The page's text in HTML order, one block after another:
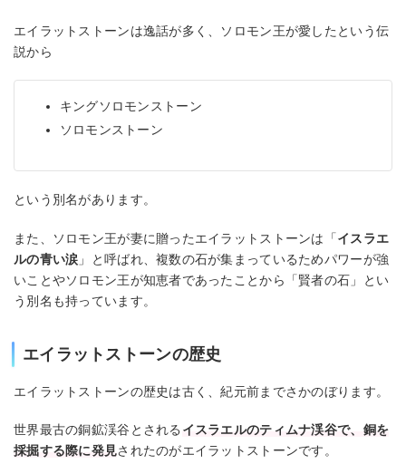
エイラットストーンは逸話が多く、ソロモン王が愛したという伝
説から
キングソロモンストーン
ソロモンストーン
という別名があります。
また、ソロモン王が妻に贈ったエイラットストーンは「イスラエ
ルの青い涙 」と呼ばれ、複数の石が集まっているためパワーが強
いことやソロモン王が知恵者であったことから「賢者の石」とい
う別名も持っています。
エイラットストーンの歴史
エイラットストーンの歴史は古く、紀元前までさかのぼります。
世界最古の銅鉱渓谷とされる イスラエルのティムナ渓谷で、銅を
採掘する際に発見されたのがエイラットストーンです。